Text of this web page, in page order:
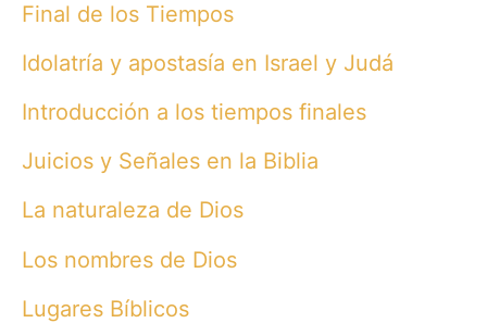
Final de los Tiempos
Idolatría y apostasía en Israel y Judá
Introducción a los tiempos finales
Juicios y Señales en la Biblia
La naturaleza de Dios
Los nombres de Dios
Lugares Bíblicos